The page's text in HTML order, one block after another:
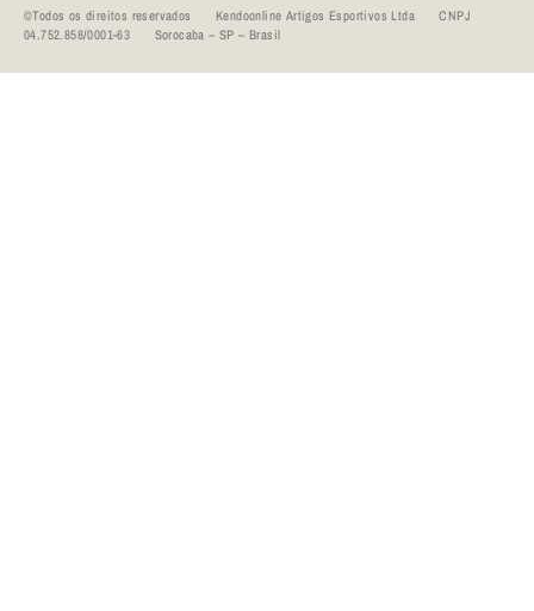
©Todos os direitos reservados Kendoonline Artigos Esportivos Ltda CNPJ
04.752.858/0001-63 Sorocaba – SP – Brasil